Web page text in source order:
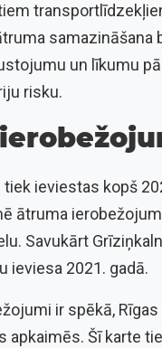
un līkumu
risku.
ieviestas kopš
ātruma
Savukārt
ieviesa 2021. gadā.
ir spēkā,
Šī karte